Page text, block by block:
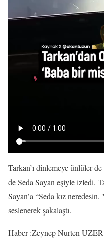
Tarkan’ı dinlemeye ünlüler
de Seda Sayan eşiyle izledi.
Sayan’a “Seda kız
seslenerek şakalaştı.
Haber :Zeynep Nurten UZER